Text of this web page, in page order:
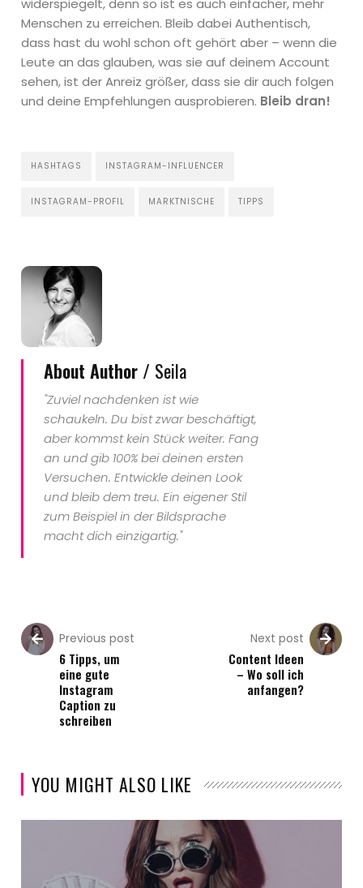
widerspiegelt, denn so ist es auch einfacher, mehr
Menschen zu erreichen. Bleib dabei Authentisch,
dass hast du wohl schon oft gehört aber – wenn die
Leute an das glauben, was sie auf deinem Account
sehen, ist der Anreiz größer, dass sie dir auch folgen
und deine Empfehlungen ausprobieren. Bleib dran!
HASHTAGS INSTAGRAM-INFLUENCER
INSTAGRAM-PROFIL MARKTNISCHE TIPPS
About Author / Seila
"Zuviel nachdenken ist wie
schaukeln. Du bist zwar beschäftigt,
aber kommst kein Stück weiter. Fang
an und gib 100% bei deinen ersten
Versuchen. Entwickle deinen Look
und bleib dem treu. Ein eigener Stil
zum Beispiel in der Bildsprache
macht dich einzigartig."
Previous post
6 Tipps, um
eine gute
Instagram
Caption zu
schreiben
Next post
Content Ideen
– Wo soll ich
anfangen?
YOU MIGHT ALSO LIKE